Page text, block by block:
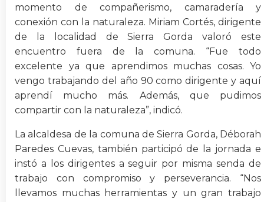
momento de compañerismo, camaradería y
conexión con la naturaleza. Miriam Cortés, dirigente
de la localidad de Sierra Gorda valoró este
encuentro fuera de la comuna. “Fue todo
excelente ya que aprendimos muchas cosas. Yo
vengo trabajando del año 90 como dirigente y aquí
aprendí mucho más. Además, que pudimos
compartir con la naturaleza”, indicó.
La alcaldesa de la comuna de Sierra Gorda, Déborah
Paredes Cuevas, también participó de la jornada e
instó a los dirigentes a seguir por misma senda de
trabajo con compromiso y perseverancia. “Nos
llevamos muchas herramientas y un gran trabajo